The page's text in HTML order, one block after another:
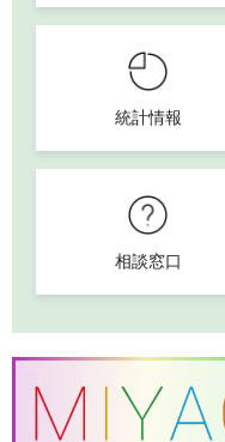
統計情報
相談窓口